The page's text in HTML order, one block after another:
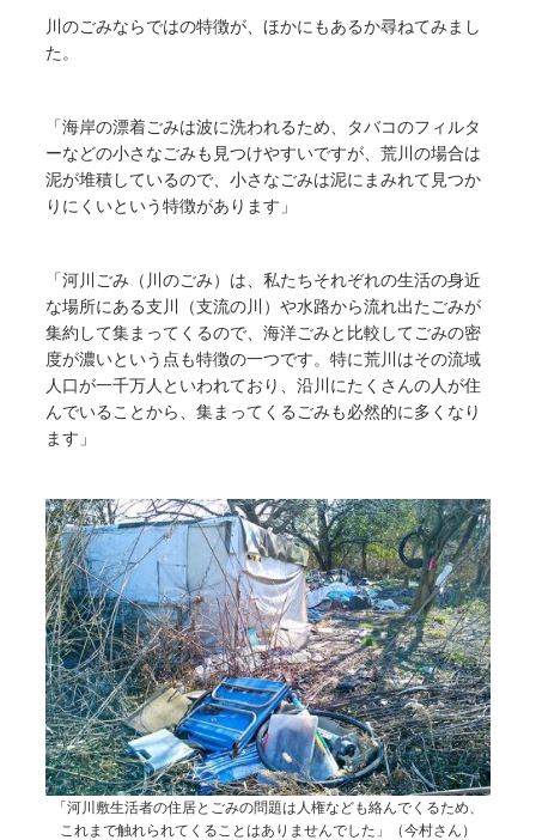
川のごみならではの特徴が、ほかにもあるか尋ねてみまし
た。
「海岸の漂着ごみは波に洗われるため、タバコのフィルタ
ーなどの小さなごみも見つけやすいですが、荒川の場合は
泥が堆積しているので、小さなごみは泥にまみれて見つか
りにくいという特徴があります」
「河川ごみ（川のごみ）は、私たちそれぞれの生活の身近
な場所にある支川（支流の川）や水路から流れ出たごみが
集約して集まってくるので、海洋ごみと比較してごみの密
度が濃いという点も特徴の一つです。特に荒川はその流域
人口が一千万人といわれており、沿川にたくさんの人が住
んでいることから、集まってくるごみも必然的に多くなり
ます」
「河川敷生活者の住居とごみの問題は人権なども絡んでくるため、
これまで触れられてくることはありませんでした」（今村さん）